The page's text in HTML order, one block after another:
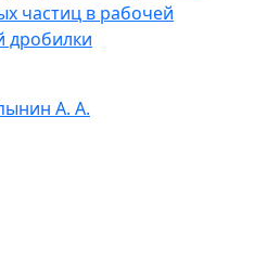
частиц в рабочей
дробилки
А. А.